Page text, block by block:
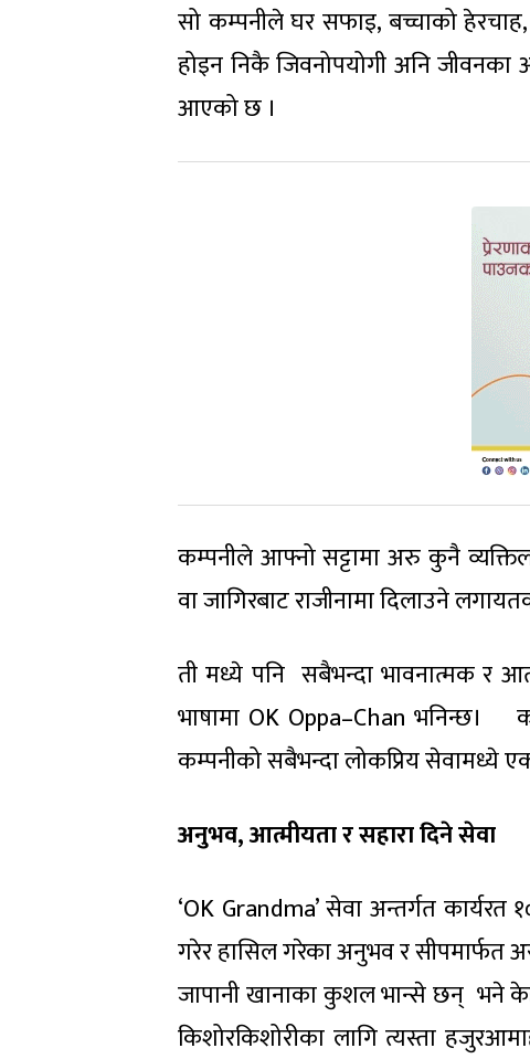
सो कम्पनीले घर सफाइ, बच्चाको हेरचाह,
होइन निकै जिवनोपयोगी अनि
आएको छ ।
कम्पनीले आफ्नो सट्टामा अरु कुनै
वा जागिरबाट राजीनामा दिलाउने
ती मध्ये पनि सबैभन्दा भावनात्मक र
भाषामा OK Oppa–Chan भनिन्छ।
कम्पनीको सबैभन्दा लोकप्रिय सेवामध्ये
अनुभव, आत्मीयता र सहारा दिने सेवा
‘OK Grandma’ सेवा अन्तर्गत
गरेर हासिल गरेका अनुभव र सीपमार्फत
जापानी खानाका कुशल भान्से छन् भने
किशोरकिशोरीका लागि त्यस्ता